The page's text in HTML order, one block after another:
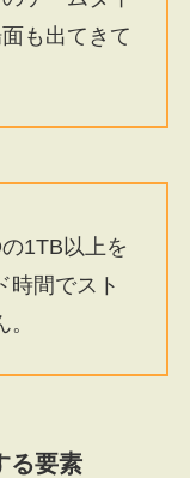
も出てきて
1TB以上を
時間でスト
る要素